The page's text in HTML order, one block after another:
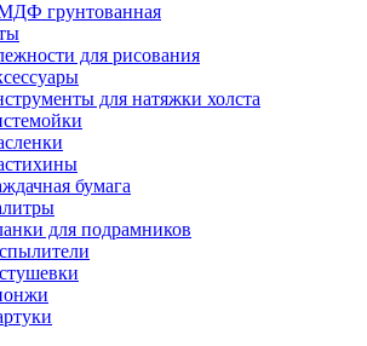
грунтованная
для рисования
для натяжки холста
бумага
для подрамников